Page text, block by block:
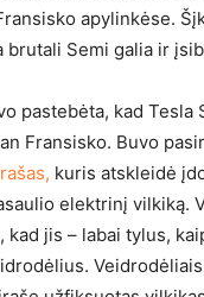
apylinkėse.
brutali Semi galia ir
pastebėta, kad Tesla
Fransisko. Buvo
kuris atskleidė
elektrinį vilkiką.
kad jis – labai tylus,